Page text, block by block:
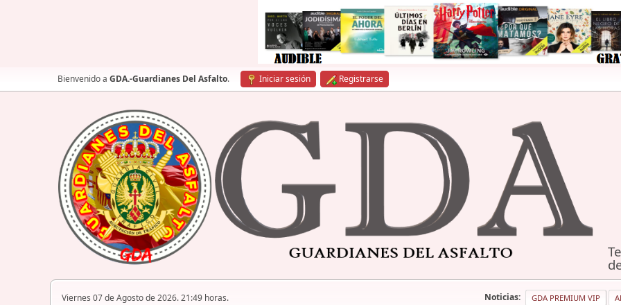
Bienvenido a GDA.-Guardianes Del Asfalto. Iniciar sesión Registrarse
Viernes 07 de Agosto de 2026. 21:49 horas. Noticias: GDA PREMIUM VIP